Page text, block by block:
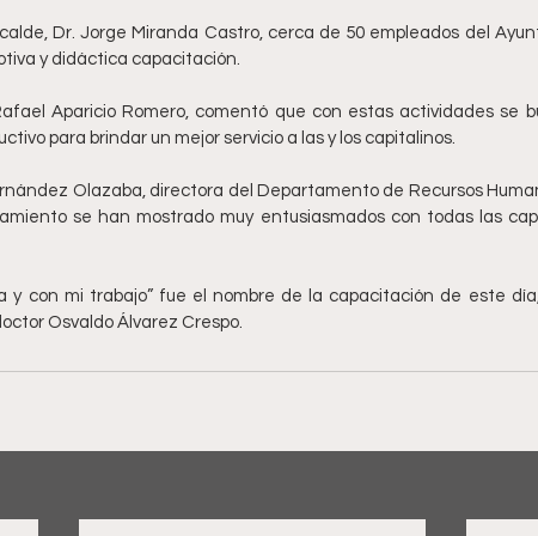
Dr. Jorge Miranda Castro, cerca de 50 empleados del
y didáctica capacitación.
Aparicio Romero, comentó que con estas actividades se
para brindar un mejor servicio a las y los capitalinos.
Olazaba, directora del Departamento de Recursos
se han mostrado muy entusiasmados con todas las
y con mi trabajo” fue el nombre de la capacitación de este
Osvaldo Álvarez Crespo.